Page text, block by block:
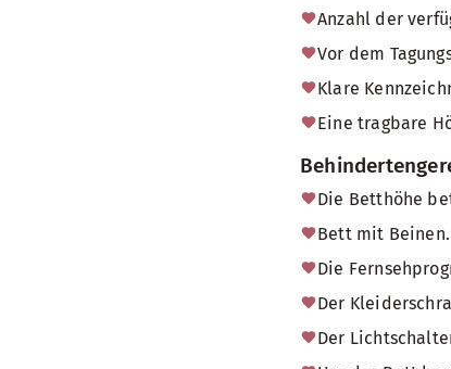
Anzahl der
Vor dem
Klare
Eine tragbare
Die Betthöhe
Bett mit Beinen.
Die
Der
Der